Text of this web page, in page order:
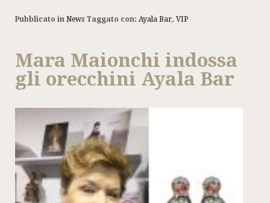
Pubblicato in News Taggato con: Ayala Bar, VIP
Mara Maionchi indossa
gli orecchini Ayala Bar